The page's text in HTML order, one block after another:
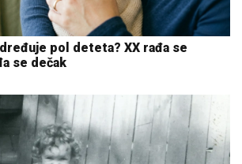
pol deteta? XX rađa se
se dečak